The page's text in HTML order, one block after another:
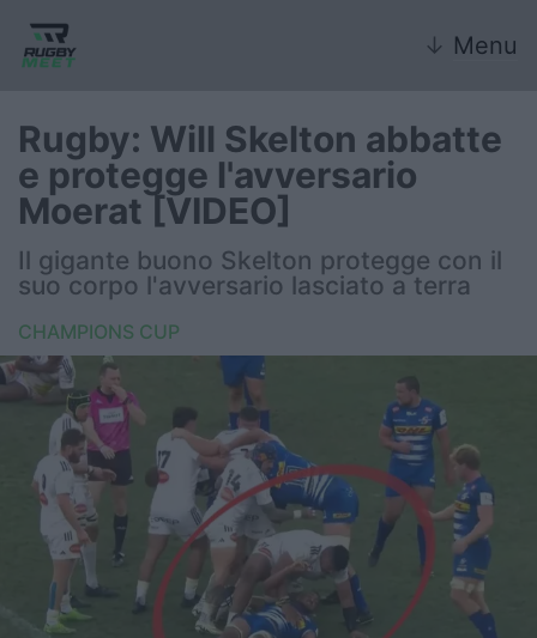
↓ Menu
Nazionale
Nazionali giovanili
Rugby Sevens
FIR
Internazionale
6 Nazioni
United Rugby Championship
Top14
Premiership
Rugby: Will Skelton abbatte
e protegge l'avversario
Moerat [VIDEO]
Il gigante buono Skelton protegge con il
suo corpo l'avversario lasciato a terra
CHAMPIONS CUP